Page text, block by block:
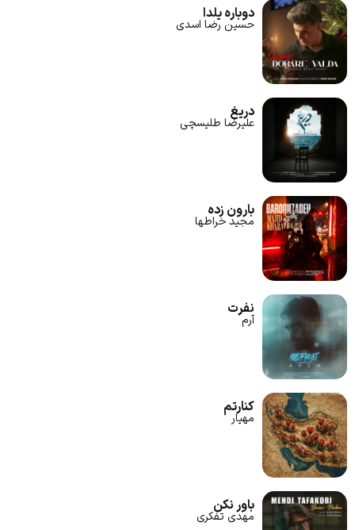
دوباره یلدا
حسین رضا اسدی
دریغ
علیرضا طلیسچی
بارون زده
مجید خراطها
نفرت
آرم
کنارتم
مهیار
باور نکن
مهدی تفکری